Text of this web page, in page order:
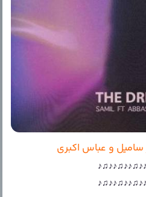
سامیل و عباس اکبری